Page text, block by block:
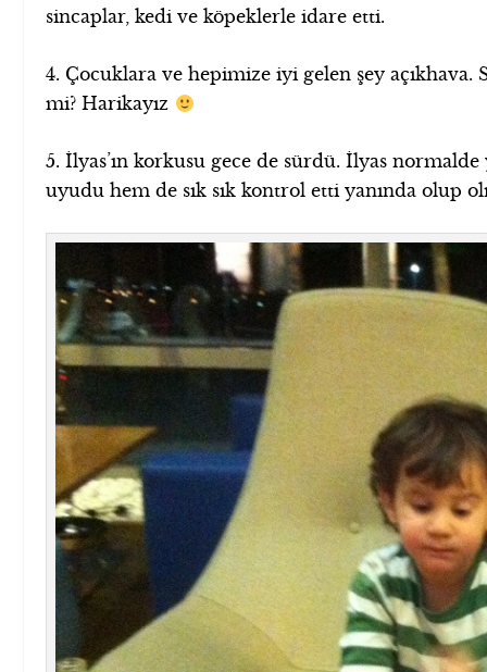
sincaplar, kedi ve köpeklerle idare etti.
4. Çocuklara ve hepimize iyi gelen şey
mi? Harikayız
5. İlyas’ın korkusu gece de sürdü. İlyas
uyudu hem de sık sık kontrol etti yanında olup